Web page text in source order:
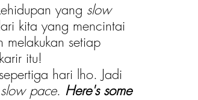
yang slow
kita yang mencintai
setiap
itu!
hari lho. Jadi
slow pace. Here's some